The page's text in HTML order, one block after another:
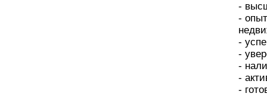
-
-
-
-
-
-
-